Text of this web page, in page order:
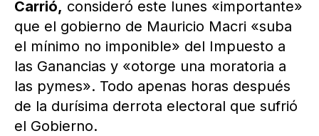
Carrió, consideró este lunes «importante»
que el gobierno de Mauricio Macri «suba
el mínimo no imponible» del Impuesto a
las Ganancias y «otorge una moratoria a
las pymes». Todo apenas horas después
de la durísima derrota electoral que sufrió
el Gobierno.